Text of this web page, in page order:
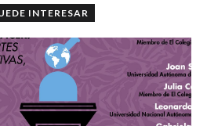
INTERESAR